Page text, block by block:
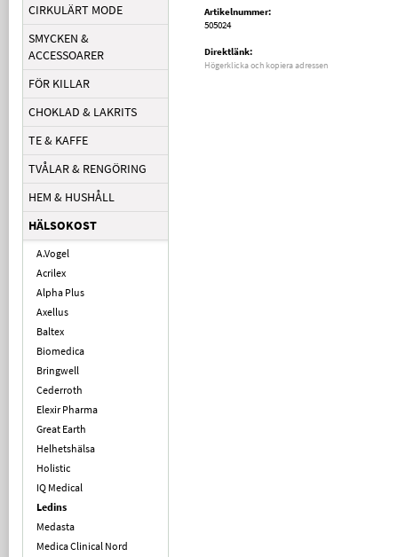
CIRKULÄRT MODE
SMYCKEN &
ACCESSOARER
FÖR KILLAR
CHOKLAD & LAKRITS
TE & KAFFE
TVÅLAR & RENGÖRING
HEM & HUSHÅLL
HÄLSOKOST
A.Vogel
Acrilex
Alpha Plus
Axellus
Baltex
Biomedica
Bringwell
Cederroth
Elexir Pharma
Great Earth
Helhetshälsa
Holistic
IQ Medical
Ledins
Medasta
Medica Clinical Nord
Artikelnummer:
505024
Direktlänk:
Högerklicka och kopiera adressen